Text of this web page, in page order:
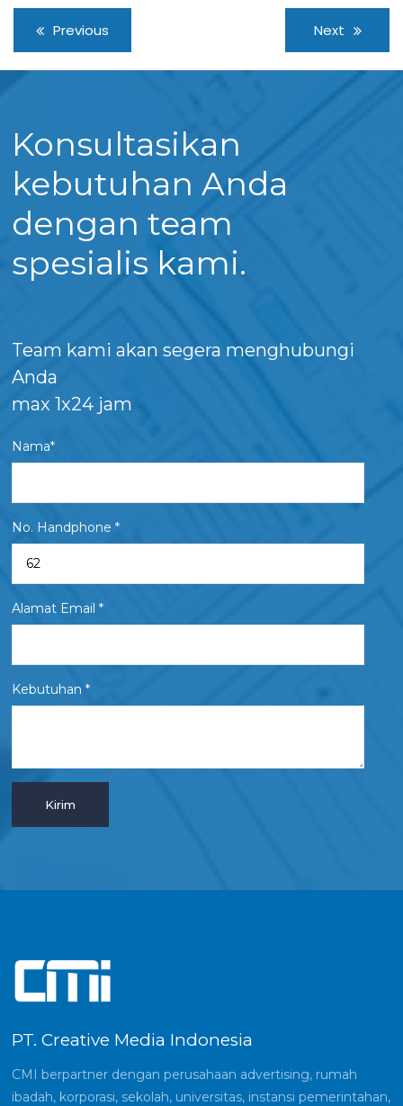
Previous Next
Konsultasikan
kebutuhan Anda
dengan team
spesialis kami.
Team kami akan segera menghubungi
Anda
max 1x24 jam
Nama*
No. Handphone *
Alamat Email *
Kebutuhan *
PT. Creative Media Indonesia
CMI berpartner dengan perusahaan advertising, rumah
ibadah, korporasi, sekolah, universitas, instansi pemerintahan,